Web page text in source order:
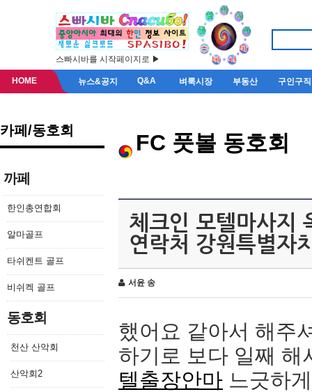
스빠시바를 시작페이지로 ▶
HOME 뉴스&공지 Q&A 벼룩시장 부동산 구인구직
카페/동호회
까페
한인총연합회
알마골프
타쉬켄트 골프
비쉬켁 골프
동호회
천산 산악회
산악회2
FC 풋볼 동호회
체크인 모텔마사지
연락처 강원특별자
서윤 송
했어요 같아서 해주
하기로 보다 일째
텔출장안마 느긋하